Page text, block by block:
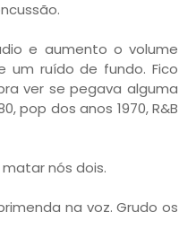
e aumento o volume
um ruído de fundo. Fico
ver se pegava alguma
pop dos anos 1970, R&B
nós dois.
na voz. Grudo os